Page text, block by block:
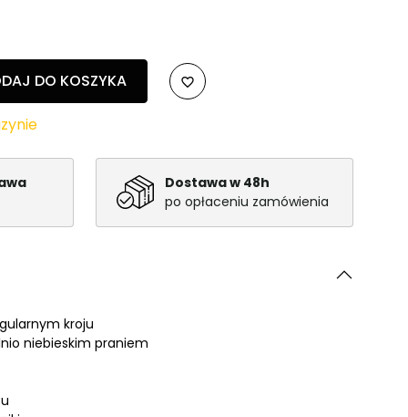
DO KOSZYKA favorite_border
Dostawa w 48h
po opłaceniu zamówienia
kroju
niebieskim praniem